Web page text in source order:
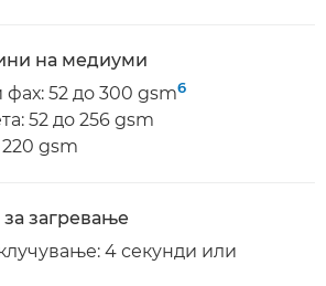
на медиуми
52 до 300 gsm6
52 до 256 gsm
gsm
загревање
4 секунди или